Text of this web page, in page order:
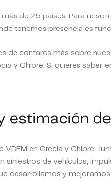
de 25 países. Para
tenemos presencia es
de contaros más sobre
y Chipre. Si quieres saber
estimación
VDFM en Grecia y Chipre.
siniestros de vehículos,
desarrollamos y